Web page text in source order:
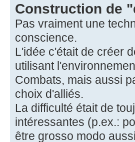
Construction de
Pas vraiment une
conscience.
L'idée c'était de créer
utilisant
Combats, mais aussi
choix d'alliés.
La difficulté était de
intéressantes (p.ex.:
être grosso modo